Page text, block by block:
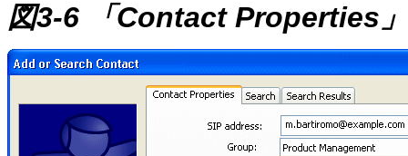
図3-6 「Contact Properties